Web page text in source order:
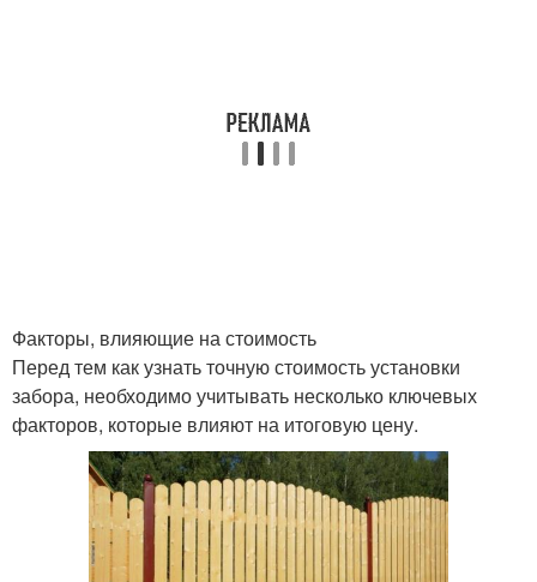
Факторы, влияющие на стоимость
Перед тем как узнать точную стоимость установки
забора, необходимо учитывать несколько ключевых
факторов, которые влияют на итоговую цену.